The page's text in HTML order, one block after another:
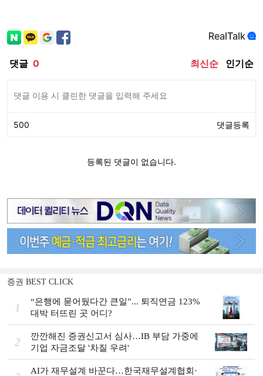
증권 BEST CLICK
1
“은행에 묻어뒀다간 큰일”... 퇴직연금 123%
대박 터뜨린 곳 어디?
2
깐깐해진 증권신고서 심사…IB 부담 가중에
기업 자금조달 '차질 우려'
AI가 재무설계 바꾼다…한국재무설계협회·